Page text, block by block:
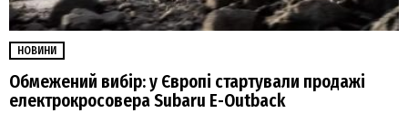
НОВИНИ
Обмежений вибір: у Європі стартували продажі
електрокросовера Subaru E-Outback